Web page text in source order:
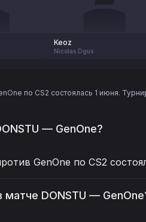
Keoz
Nicolas Dgus
по CS2 состоялась 1 июня.
— GenOne?
GenOne по CS2
матче DONSTU —